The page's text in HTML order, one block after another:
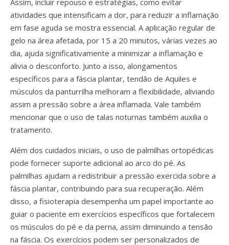
Assim, incluir repouso e estratégias, como evitar
atividades que intensificam a dor, para reduzir a inflamação
em fase aguda se mostra essencial. A aplicação regular de
gelo na área afetada, por 15 a 20 minutos, várias vezes ao
dia, ajuda significativamente a minimizar a inflamação e
alivia o desconforto. Junto a isso, alongamentos
específicos para a fáscia plantar, tendão de Aquiles e
músculos da panturrilha melhoram a flexibilidade, aliviando
assim a pressão sobre a área inflamada. Vale também
mencionar que o uso de talas noturnas também auxilia o
tratamento.
Além dos cuidados iniciais, o uso de palmilhas ortopédicas
pode fornecer suporte adicional ao arco do pé. As
palmilhas ajudam a redistribuir a pressão exercida sobre a
fáscia plantar, contribuindo para sua recuperação. Além
disso, a fisioterapia desempenha um papel importante ao
guiar o paciente em exercícios específicos que fortalecem
os músculos do pé e da perna, assim diminuindo a tensão
na fáscia. Os exercícios podem ser personalizados de